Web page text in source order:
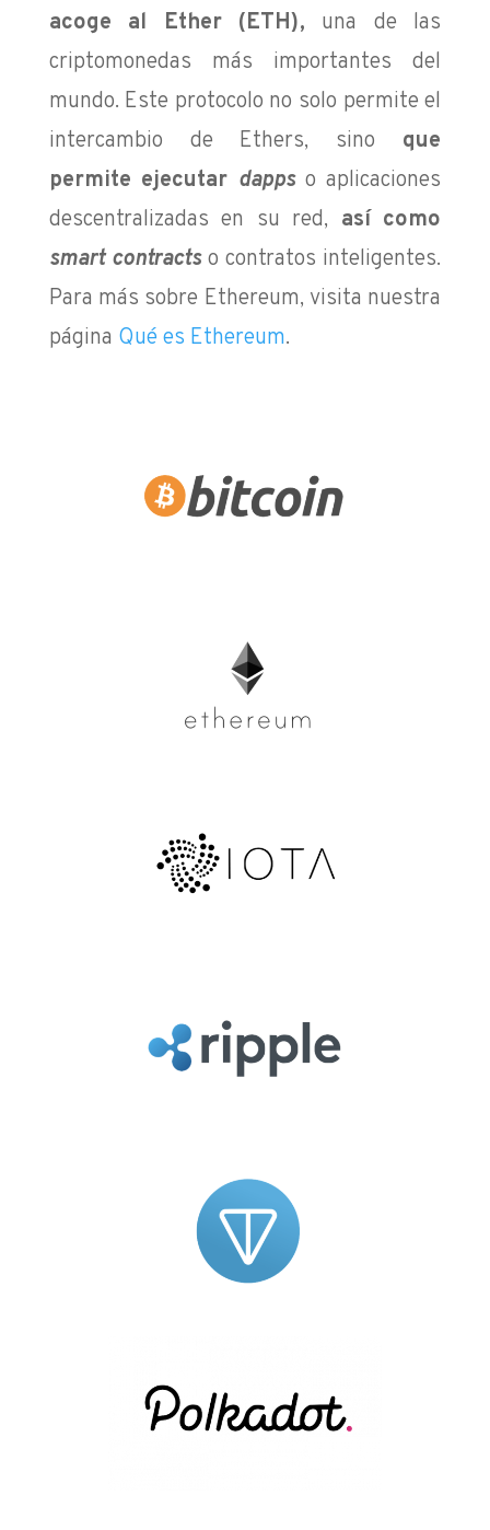
acoge al Ether (ETH), una de las
criptomonedas más importantes del
mundo. Este protocolo no solo permite el
intercambio de Ethers, sino que
permite ejecutar dappso aplicaciones
descentralizadas en su red, así como
smart contractso contratos inteligentes.
Para más sobre Ethereum, visita nuestra
página Qué es Ethereum.